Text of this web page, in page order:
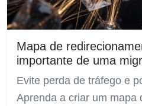
Mapa de
importante de uma
Evite perda de tráfego e
Aprenda a criar um mapa